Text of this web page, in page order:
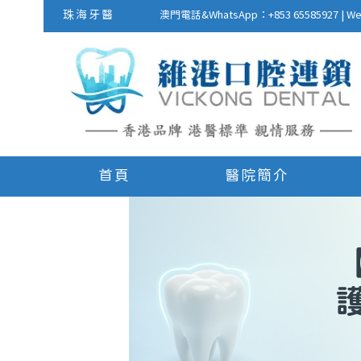
珠海牙醫 澳門電話&WhatsApp：+853 65585927 |
首頁 醫院簡介